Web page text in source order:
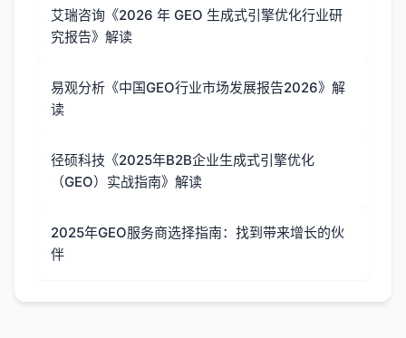
艾瑞咨询《2026 年 GEO 生成式引擎优化行业研
究报告》解读
易观分析《中国GEO行业市场发展报告2026》解
读
径硕科技《2025年B2B企业生成式引擎优化
（GEO）实战指南》解读
2025年GEO服务商选择指南：找到带来增长的伙
伴